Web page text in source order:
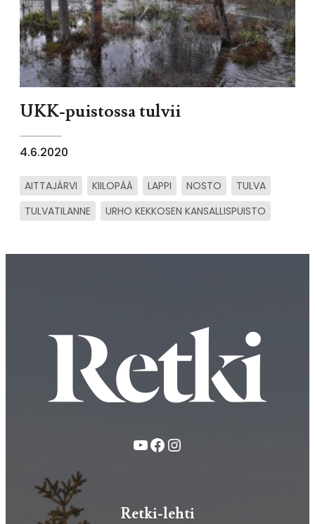
UKK-puistossa tulvii
4.6.2020
AITTAJÄRVI KIILOPÄÄ LAPPI NOSTO
TULVA
TULVATILANNE
URHO KEKKOSEN KANSALLISPUISTO
YouTube
FacebookInstagram
Retki-lehti